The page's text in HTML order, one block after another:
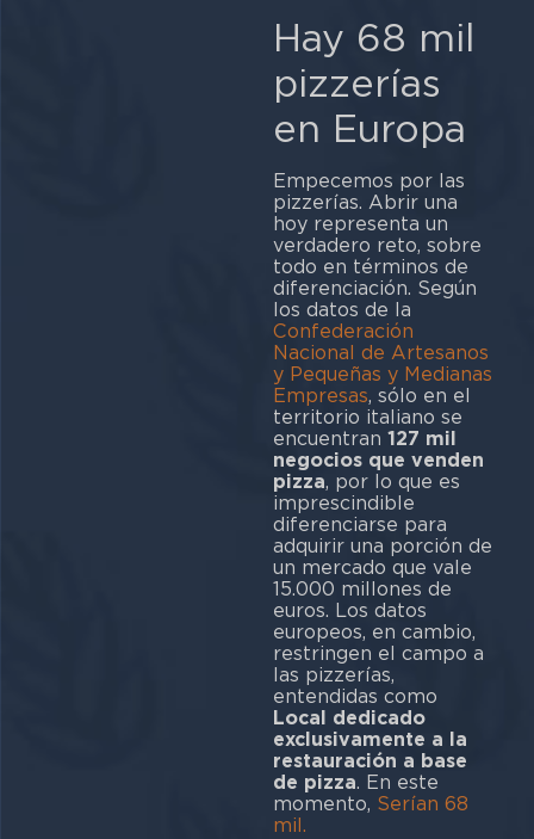
Hay 68 mil
pizzerías
en Europa
Empecemos por las
pizzerías. Abrir una
hoy representa un
verdadero reto, sobre
todo en términos de
diferenciación. Según
los datos de la
Confederación
Nacional de Artesanos
y Pequeñas y Medianas
Empresas, sólo en el
territorio italiano se
encuentran 127 mil
negocios que venden
pizza, por lo que es
imprescindible
diferenciarse para
adquirir una porción de
un mercado que vale
15.000 millones de
euros. Los datos
europeos, en cambio,
restringen el campo a
las pizzerías,
entendidas como
Local dedicado
exclusivamente a la
restauración a base
de pizza. En este
momento, Serían 68
mil.